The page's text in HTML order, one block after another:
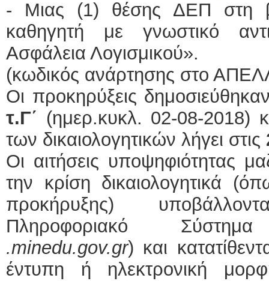
- Μιας (1) θέσης ΔΕΠ στη
καθηγητή με γνωστικό
Ασφάλεια Λογισμικού».
(κωδικός ανάρτησης στο
Οι προκηρύξεις
τ.Γ΄ (ημερ.κυκλ. 02-08-2018)
των δικαιολογητικών λήγει στις
Οι αιτήσεις υποψηφιότητας
την κρίση δικαιολογητικά
προκήρυξης)
Πληροφοριακό
.minedu.gov.gr) και
έντυπη ή ηλεκτρονική